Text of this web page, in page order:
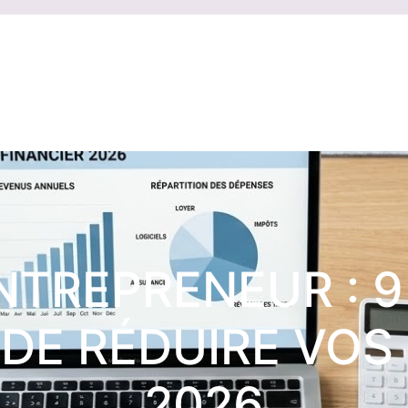
:
RÉDUIRE